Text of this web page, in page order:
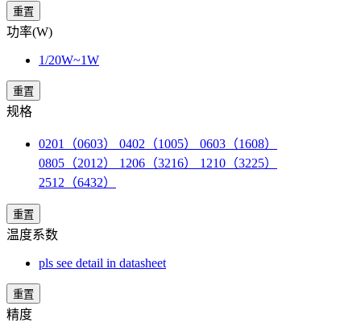
重置
功率(W)
1/20W~1W
重置
规格
0201（0603） 0402（1005） 0603（1608）
0805（2012） 1206（3216） 1210（3225）
2512（6432）
重置
温度系数
pls see detail in datasheet
重置
精度